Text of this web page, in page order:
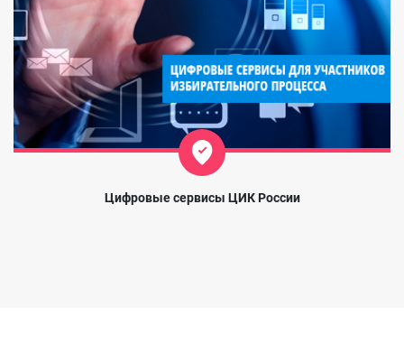
Цифровые сервисы ЦИК России